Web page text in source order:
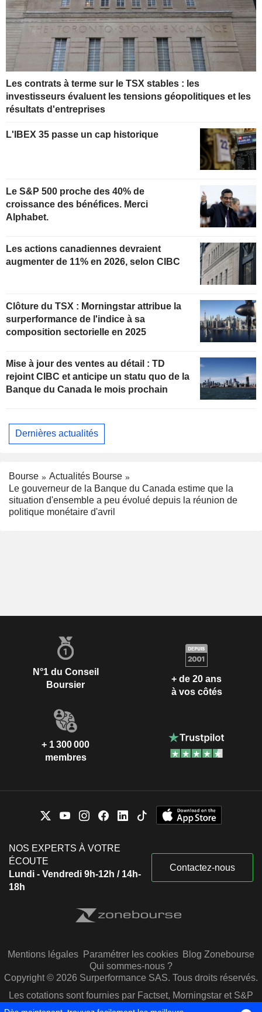
Les contrats à terme sur le TSX stables : les
investisseurs évaluent les tensions géopolitiques et les
résultats d'entreprises
L'IBEX 35 passe un cap historique
Le S&P 500 proche des 40% de
croissance des bénéfices. Merci
Alphabet.
Les actions canadiennes devraient
augmenter de 11% en 2026, selon CIBC
Clôture du TSX : Morningstar attribue la
surperformance de l'indice à sa
composition sectorielle en 2025
Mise à jour des ventes au détail : TD
rejoint CIBC et anticipe un statu quo de la
Banque du Canada le mois prochain
Dernières actualités
Bourse
Actualités Bourse
Le gouverneur de la Banque du Canada estime que la
situation d'ensemble a peu évolué depuis la réunion de
politique monétaire d'avril
N°1 du Conseil
Boursier
+ de 20 ans
à vos côtés
+ 1 300 000
membres
NOS EXPERTS À VOTRE
ÉCOUTE
Lundi - Vendredi 9h-12h / 14h-
18h
Contactez-nous
Mentions légales Paramétrer les cookies Blog Zonebourse
Qui sommes-nous ?
Copyright © 2026 Surperformance SAS. Tous droits réservés.
Les cotations sont fournies par Factset, Morningstar et S&P
Capital IQ